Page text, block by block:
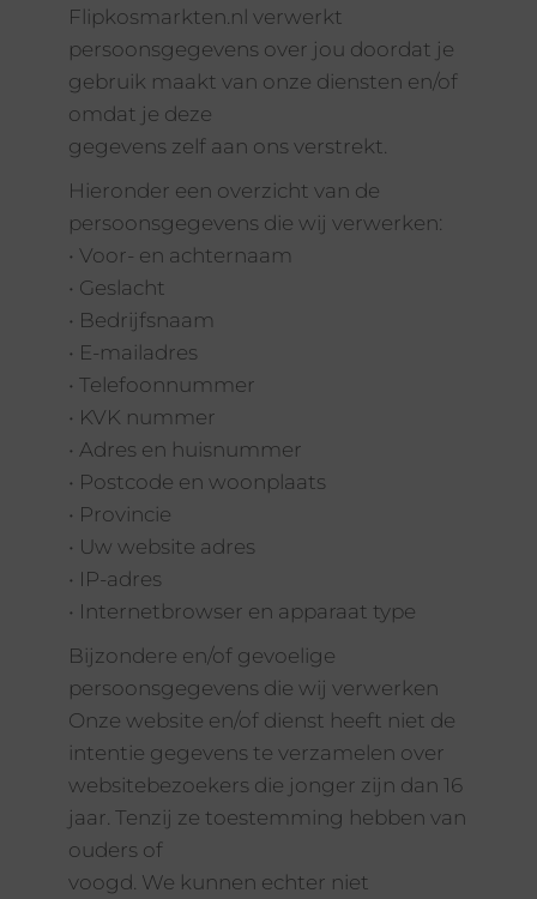
Flipkosmarkten.nl verwerkt
persoonsgegevens over jou doordat je
gebruik maakt van onze diensten en/of
omdat je deze
gegevens zelf aan ons verstrekt.
Hieronder een overzicht van de
persoonsgegevens die wij verwerken:
• Voor- en achternaam
• Geslacht
• Bedrijfsnaam
• E-mailadres
• Telefoonnummer
• KVK nummer
• Adres en huisnummer
• Postcode en woonplaats
• Provincie
• Uw website adres
• IP-adres
• Internetbrowser en apparaat type
Bijzondere en/of gevoelige
persoonsgegevens die wij verwerken
Onze website en/of dienst heeft niet de
intentie gegevens te verzamelen over
websitebezoekers die jonger zijn dan 16
jaar. Tenzij ze toestemming hebben van
ouders of
voogd. We kunnen echter niet